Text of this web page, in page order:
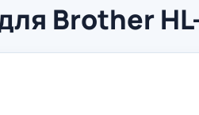
Brother